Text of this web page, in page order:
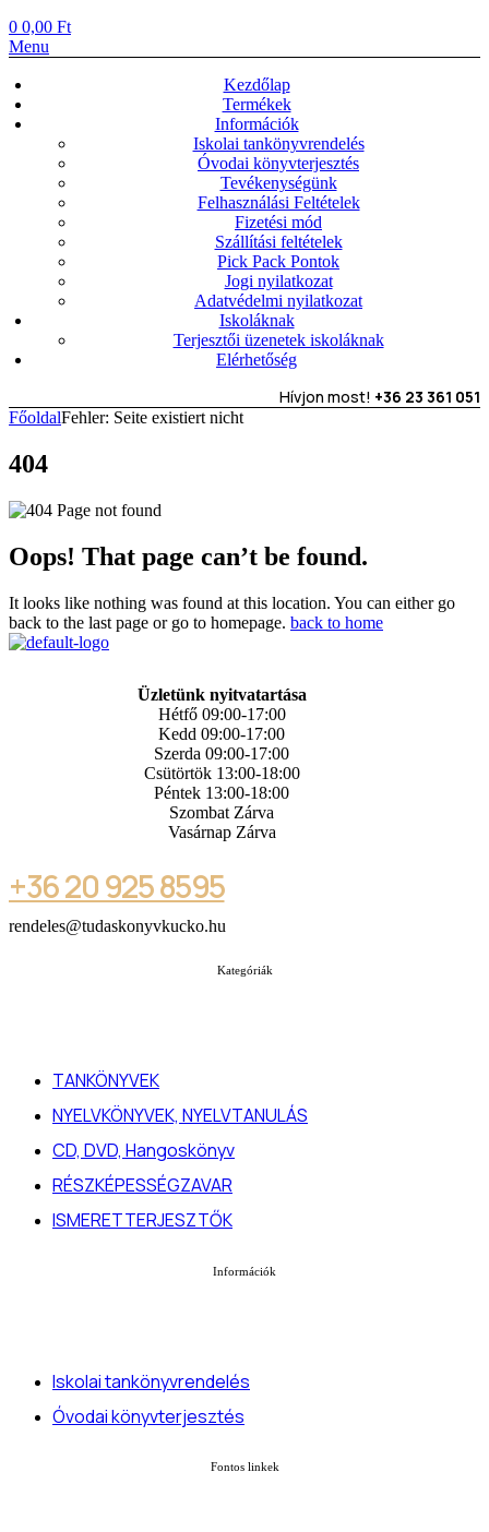
0 0,00 Ft
Menu
Kezdőlap
Termékek
Információk
Iskolai tankönyvrendelés
Óvodai könyvterjesztés
Tevékenységünk
Felhasználási Feltételek
Fizetési mód
Szállítási feltételek
Pick Pack Pontok
Jogi nyilatkozat
Adatvédelmi nyilatkozat
Iskoláknak
Terjesztői üzenetek iskoláknak
Elérhetőség
Hívjon most! +36 23 361 051
FőoldalFehler: Seite existiert nicht
404
Oops! That page can’t be found.
It looks like nothing was found at this location. You can either go
back to the last page or go to homepage. back to home
Üzletünk nyitvatartása
Hétfő 09:00-17:00
Kedd 09:00-17:00
Szerda 09:00-17:00
Csütörtök 13:00-18:00
Péntek 13:00-18:00
Szombat Zárva
Vasárnap Zárva
+36 20 925 8595
rendeles@tudaskonyvkucko.hu
Kategóriák
TANKÖNYVEK
NYELVKÖNYVEK, NYELVTANULÁS
CD, DVD, Hangoskönyv
RÉSZKÉPESSÉGZAVAR
ISMERETTERJESZTŐK
Információk
Iskolai tankönyvrendelés
Óvodai könyvterjesztés
Fontos linkek